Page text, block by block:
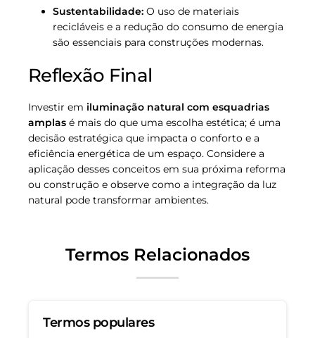
Sustentabilidade: O uso de materiais
recicláveis e a redução do consumo de energia
são essenciais para construções modernas.
Reflexão Final
Investir em iluminação natural com esquadrias
amplas é mais do que uma escolha estética; é uma
decisão estratégica que impacta o conforto e a
eficiência energética de um espaço. Considere a
aplicação desses conceitos em sua próxima reforma
ou construção e observe como a integração da luz
natural pode transformar ambientes.
Termos Relacionados
Termos populares